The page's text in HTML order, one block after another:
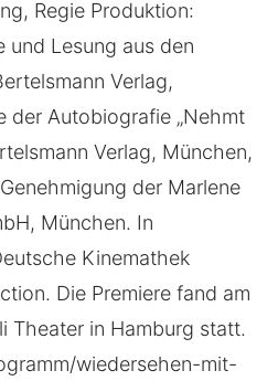
Regie Produktion:
und Lesung aus den
Verlag,
der Autobiografie „Nehmt
Verlag, München,
der Marlene
München. In
Kinemathek
Die Premiere fand am
Theater in Hamburg statt.
wiedersehen-mit-